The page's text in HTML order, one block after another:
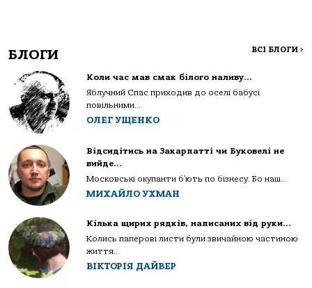
БЛОГИ ВСІ БЛОГИ >
Коли час мав смак білого наливу…
Яблучний Спас приходив до оселі бабусі
повільними...
ОЛЕГ УЩЕНКО
Відсидітись на Закарпатті чи Буковелі не
вийде…
Московські окупанти б’ють по бізнесу. Бо наш...
МИХАЙЛО УХМАН
Кілька щирих рядків, написаних від руки…
Колись паперові листи були звичайною частиною
життя...
ВІКТОРІЯ ДАЙВЕР